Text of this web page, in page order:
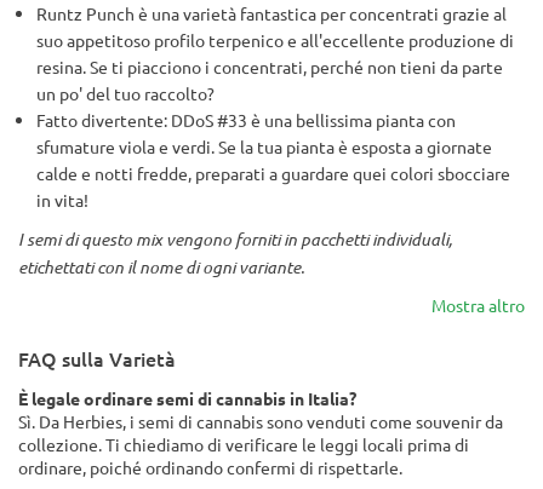
Runtz Punch è una varietà fantastica per concentrati grazie al
suo appetitoso profilo terpenico e all'eccellente produzione di
resina. Se ti piacciono i concentrati, perché non tieni da parte
un po' del tuo raccolto?
Fatto divertente: DDoS #33 è una bellissima pianta con
sfumature viola e verdi. Se la tua pianta è esposta a giornate
calde e notti fredde, preparati a guardare quei colori sbocciare
in vita!
I semi di questo mix vengono forniti in pacchetti individuali,
etichettati con il nome di ogni variante.
Mostra altro
FAQ sulla Varietà
È legale ordinare semi di cannabis in Italia?
Sì. Da Herbies, i semi di cannabis sono venduti come souvenir da
collezione. Ti chiediamo di verificare le leggi locali prima di
ordinare, poiché ordinando confermi di rispettarle.